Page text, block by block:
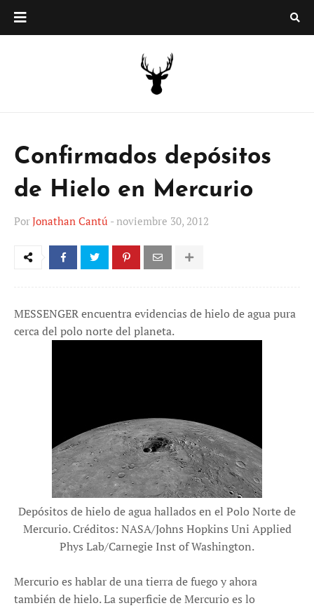
Confirmados depósitos
de Hielo en Mercurio
PorJonathan Cantú - noviembre 30, 2012
MESSENGER encuentra evidencias de hielo de agua pura
cerca del polo norte del planeta.
Depósitos de hielo de agua hallados en el Polo Norte de
Mercurio. Créditos: NASA/Johns Hopkins Uni Applied
Phys Lab/Carnegie Inst of Washington.
Mercurio es hablar de una tierra de fuego y ahora
también de hielo. La superficie de Mercurio es lo